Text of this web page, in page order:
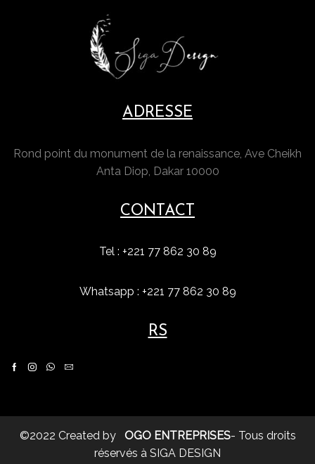
ADRESSE
Rond point du monument de la renaissance, Ave Cheikh
Anta Diop, Dakar 10000
CONTACT
Tel : +221 77 862 30 89
Whatsapp : +221 77 862 30 89
RS
FacebookInstagram
Whatsapp
Email
©2022 Created by OGO ENTREPRISES- Tous droits
réservés à SIGA DESIGN